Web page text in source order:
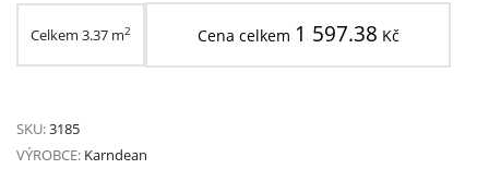
Celkem 3.37 m2 Cena celkem 1 597.38 Kč
SKU:3185
VÝROBCE: Karndean